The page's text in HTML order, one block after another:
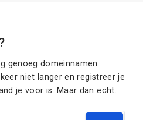
genoeg domeinnamen
niet langer en registreer je
je voor is. Maar dan echt.